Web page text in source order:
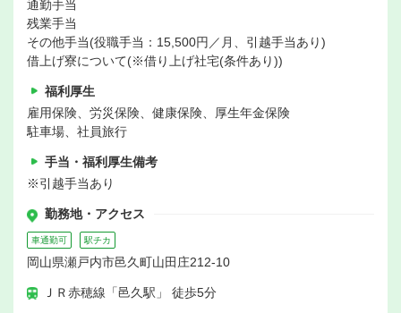
通勤手当
残業手当
その他手当(役職手当：15,500円／月、引越手当あり)
借上げ寮について(※借り上げ社宅(条件あり))
福利厚生
雇用保険、労災保険、健康保険、厚生年金保険
駐車場、社員旅行
手当・福利厚生備考
※引越手当あり
勤務地・アクセス
車通勤可 駅チカ
岡山県瀬戸内市邑久町山田庄212-10
ＪＲ赤穂線「邑久駅」 徒歩5分